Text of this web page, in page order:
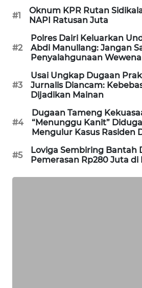
#1
Oknum KPR Rutan
NAPI Ratusan Juta
#2
Polres Dairi Keluarkan
Abdi Manullang: Jangan
Penyalahgunaan
#3
Usai Ungkap Dugaan
Jurnalis Diancam:
Dijadikan Mainan
#4
Dugaan Tameng
“Menunggu Kanit”
Mengulur Kasus Rasiden
#5
Loviga Sembiring Bantah
Pemerasan Rp280 Juta
JURNAL
MARITIM
HUMBANG
NEWS
GARONGGANG
NEWS
FISUELRI
ID
ENERGI